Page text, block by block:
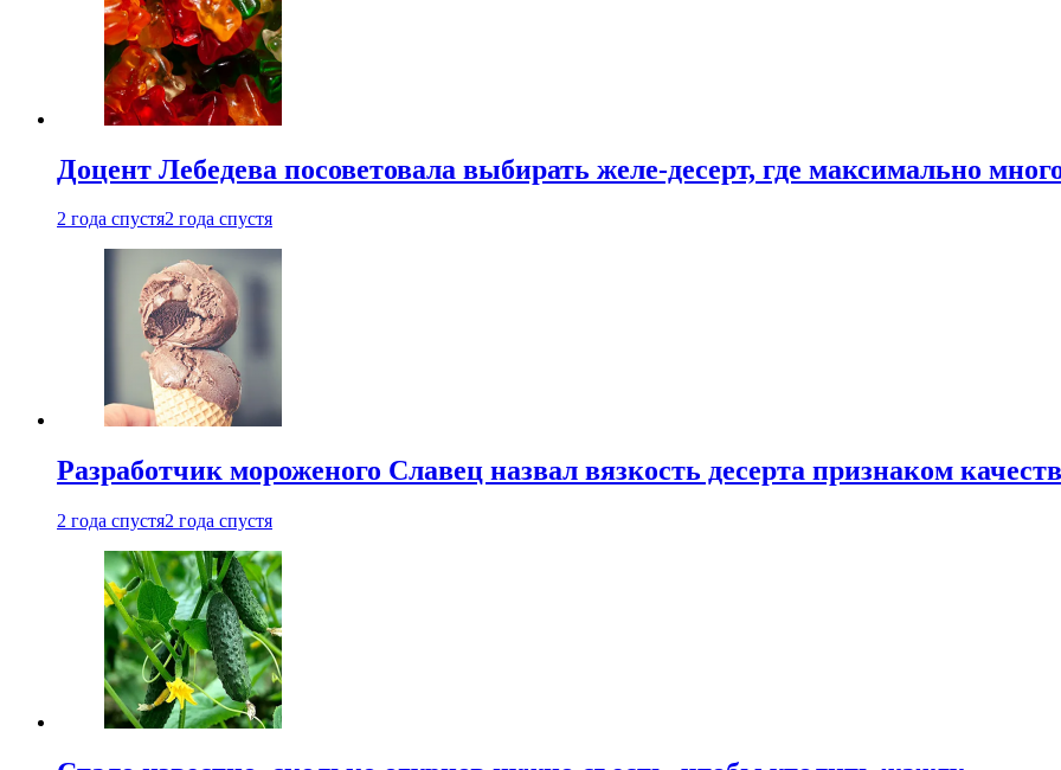
Доцент Лебедева посоветовала выбирать желе-десерт, где максимально
2 года спустя2 года спустя
Разработчик мороженого Славец назвал вязкость десерта признаком
2 года спустя2 года спустя